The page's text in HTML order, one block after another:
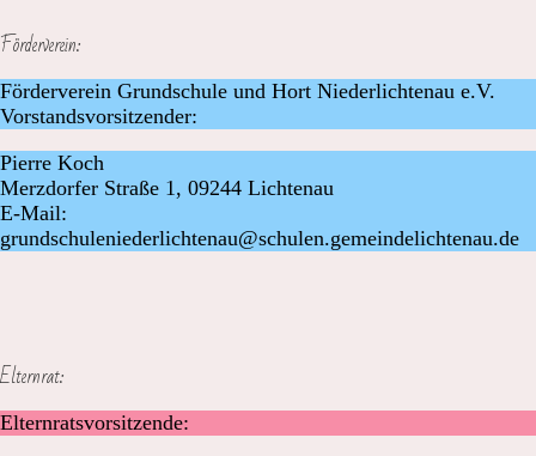
Förderverein:
Förderverein Grundschule und Hort Niederlichtenau e.V.
Vorstandsvorsitzender:
Pierre Koch
Merzdorfer Straße 1, 09244 Lichtenau
E-Mail:
grundschuleniederlichtenau@schulen.gemeindelichtenau.de
Elternrat:
Elternratsvorsitzende: